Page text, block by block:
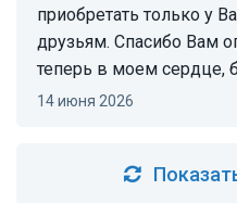
приобретать только у
друзьям. Спасибо Вам
теперь в моем сердце,
14 июня 2026